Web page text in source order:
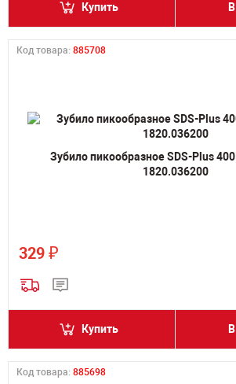
Купить
Код товара: 885708
Зубило пикообразное SDS-Plus
1820.036200
329 ₽
Купить
Код товара: 885698